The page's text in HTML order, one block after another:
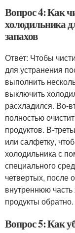
Вопрос 4: Как
холодильника
запахов
Ответ: Чтобы
для устранения
выполнить
выключить
расхладился. Во-
полностью
продуктов. В-
или салфетку,
холодильника с
специального
четвертых, после
внутреннюю
продукты обратно.
Вопрос 5: Как